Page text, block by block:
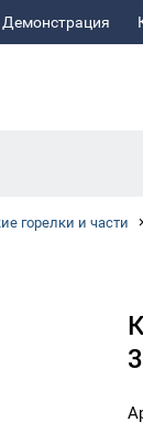
Демонстрация
горелки и части